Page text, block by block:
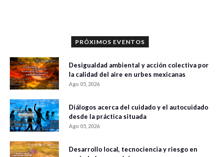
PRÓXIMOS EVENTOS
Desigualdad ambiental y acción colectiva por
la calidad del aire en urbes mexicanas
Ago 05, 2026
Diálogos acerca del cuidado y el autocuidado
desde la práctica situada
Ago 05, 2026
Desarrollo local, tecnociencia y riesgo en